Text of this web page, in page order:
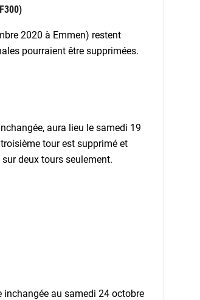
2020 à Emmen) restent
pourraient être supprimées.
aura lieu le samedi 19
tour est supprimé et
deux tours seulement.
inchangée au samedi 24 octobre